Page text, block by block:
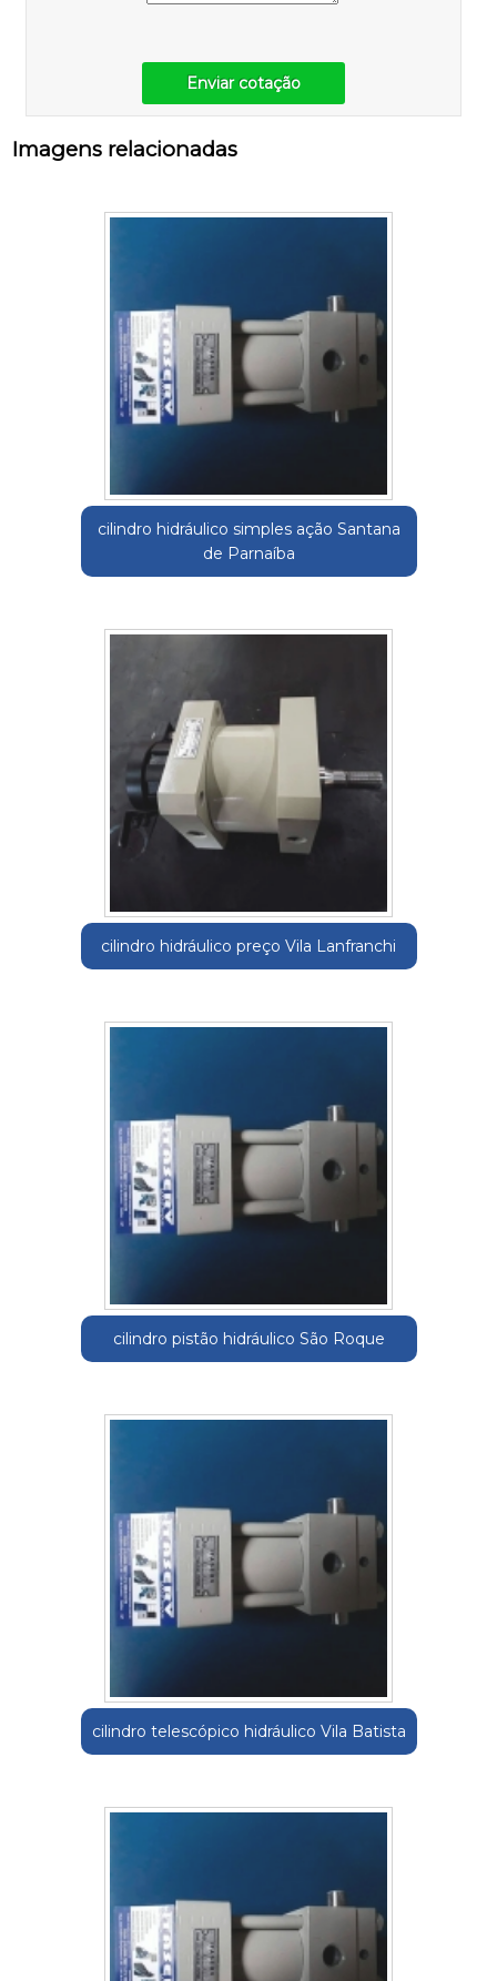
Enviar cotação
Imagens relacionadas
cilindro hidráulico simples ação Santana
de Parnaíba
cilindro hidráulico preço Vila Lanfranchi
cilindro pistão hidráulico São Roque
cilindro telescópico hidráulico Vila Batista